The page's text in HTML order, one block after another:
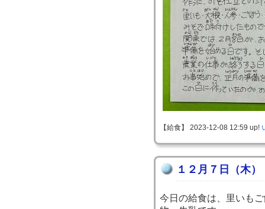
【給食】 2023-12-08 12:59 up!
１２月７日（木）
今日の給食は、里いも